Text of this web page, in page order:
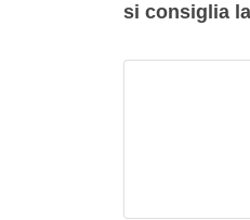
si consiglia